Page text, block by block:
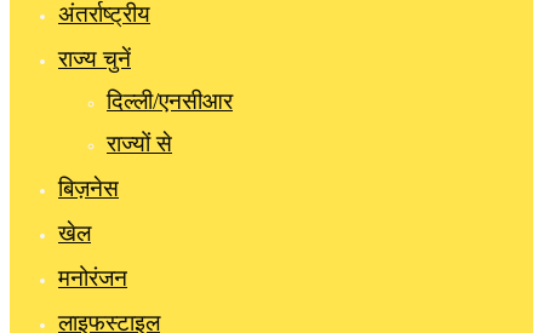
अंतर्राष्ट्रीय
राज्य चुनें
दिल्ली/एनसीआर
राज्यों से
बिज़नेस
खेल
मनोरंजन
लाइफस्टाइल